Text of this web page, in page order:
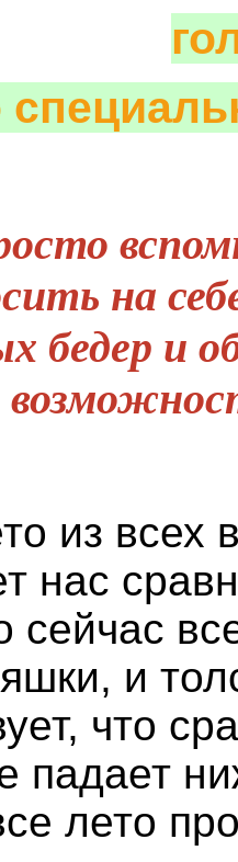
на
бедер и
из всех
нас
сейчас
и
что
падает
лето